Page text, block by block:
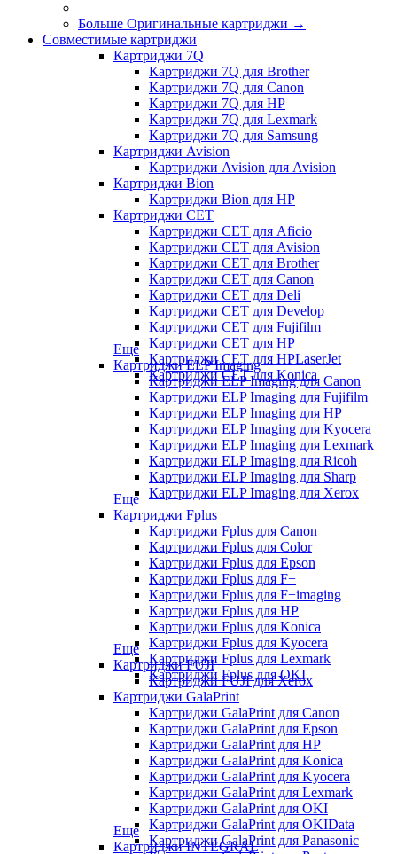
Больше Оригинальные картриджи →
Совместимые картриджи
Картриджи 7Q
Картриджи 7Q для Brother
Картриджи 7Q для Canon
Картриджи 7Q для HP
Картриджи 7Q для Lexmark
Картриджи 7Q для Samsung
Картриджи Avision
Картриджи Avision для Avision
Картриджи Bion
Картриджи Bion для HP
Картриджи CET
Картриджи CET для Aficio
Картриджи CET для Avision
Картриджи CET для Brother
Картриджи CET для Canon
Картриджи CET для Deli
Картриджи CET для Develop
Картриджи CET для Fujifilm
Картриджи CET для HP
Картриджи CET для HPLaserJet
Картриджи CET для Konica
Еще
Картриджи ELP Imaging
Картриджи ELP Imaging для Canon
Картриджи ELP Imaging для Fujifilm
Картриджи ELP Imaging для HP
Картриджи ELP Imaging для Kyocera
Картриджи ELP Imaging для Lexmark
Картриджи ELP Imaging для Ricoh
Картриджи ELP Imaging для Sharp
Картриджи ELP Imaging для Xerox
Еще
Картриджи Fplus
Картриджи Fplus для Canon
Картриджи Fplus для Color
Картриджи Fplus для Epson
Картриджи Fplus для F+
Картриджи Fplus для F+imaging
Картриджи Fplus для HP
Картриджи Fplus для Konica
Картриджи Fplus для Kyocera
Картриджи Fplus для Lexmark
Картриджи Fplus для OKI
Еще
Картриджи FUJI
Картриджи FUJI для Xerox
Картриджи GalaPrint
Картриджи GalaPrint для Canon
Картриджи GalaPrint для Epson
Картриджи GalaPrint для HP
Картриджи GalaPrint для Konica
Картриджи GalaPrint для Kyocera
Картриджи GalaPrint для Lexmark
Картриджи GalaPrint для OKI
Картриджи GalaPrint для OKIData
Картриджи GalaPrint для Panasonic
Еще
Картриджи INTEGRAL